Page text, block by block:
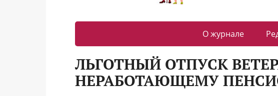
О журнале
ЛЬГОТНЫЙ ОТПУСК
НЕРАБОТАЮЩЕМУ